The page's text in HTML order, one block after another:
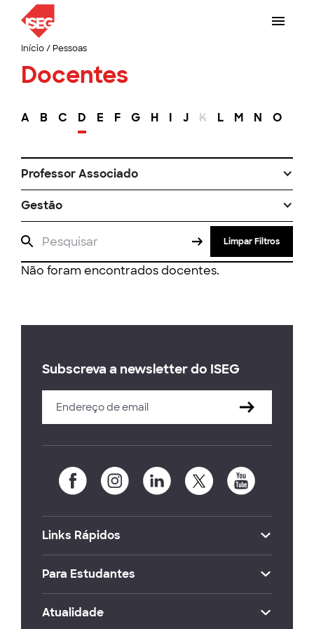
Início/ Pessoas
Docentes
A B C D E F G H I J K L M N O
Professor Associado
Gestão
Limpar Filtros
Não foram encontrados docentes.
Subscreva a newsletter do ISEG
Links Rápidos
Para Estudantes
Atualidade